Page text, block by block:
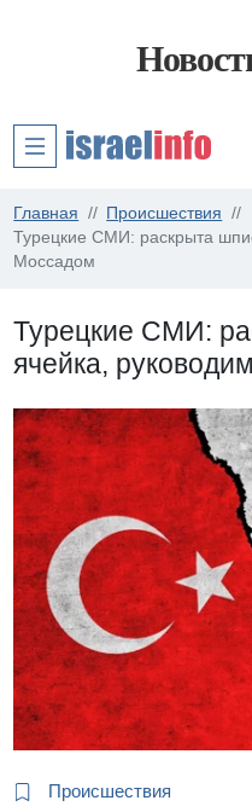
Главная
Происшествия
Турецкие СМИ: раскрыта
Моссадом
Турецкие СМИ:
ячейка,
Происшествия